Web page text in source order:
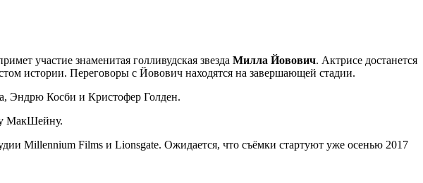
участие знаменитая голливудская звезда Милла Йовович. Актрисе достанется
истории. Переговоры с Йовович находятся на завершающей стадии.
Эндрю Косби и Кристофер Голден.
МакШейну.
Millennium Films и Lionsgate. Ожидается, что съёмки стартуют уже осенью 2017